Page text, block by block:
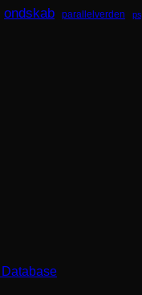
ondskab parallelverden